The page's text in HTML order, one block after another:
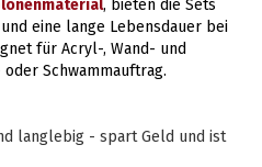
, bieten die Sets
eine lange Lebensdauer bei
für Acryl-, Wand- und
Schwammauftrag.
langlebig - spart Geld und ist